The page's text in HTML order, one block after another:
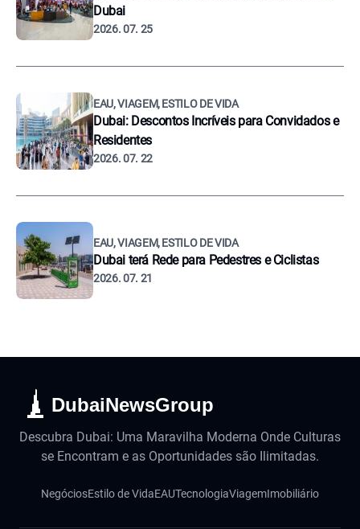
Dubai
2026. 07. 25
EAU, VIAGEM, ESTILO DE VIDA
Dubai: Descontos Incríveis para Convidados e
Residentes
2026. 07. 22
EAU, VIAGEM, ESTILO DE VIDA
Dubai terá Rede para Pedestres e Ciclistas
2026. 07. 21
DubaiNewsGroup
Descubra Dubai: Uma Maravilha Moderna Onde Culturas
se Encontram e as Oportunidades são Ilimitadas.
NegóciosEstilo de VidaEAUTecnologiaViagemImobiliário